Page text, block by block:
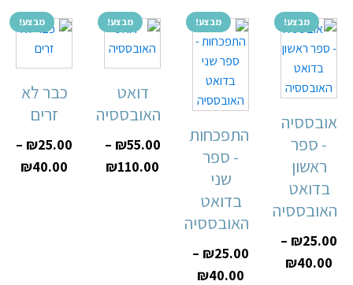
מבצע!
אובססיה
- ספר
ראשון
בדואט
האובססיה
₪25.00
–
₪40.00
מבצע!
התפכחות
- ספר
שני
בדואט
האובססיה
₪25.00
–
₪40.00
מבצע!
דואט
האובססיה
₪55.00
–
₪110.00
מבצע!
כבר לא
זרים
₪25.00
–
₪40.00